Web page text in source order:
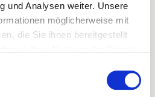
und Analysen weiter. Unsere
möglicherweise mit
die Sie ihnen bereitgestellt